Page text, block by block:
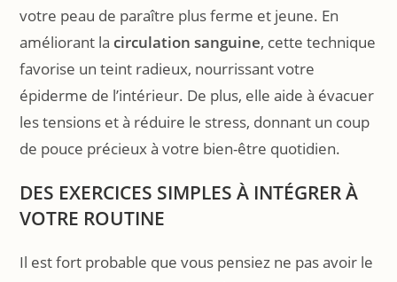
votre peau de paraître plus ferme et jeune. En
améliorant lacirculation sanguine, cette technique
favorise un teint radieux, nourrissant votre
épiderme de l’intérieur. De plus, elle aide à évacuer
les tensions et à réduire le stress, donnant un coup
de pouce précieux à votre bien-être quotidien.
DES EXERCICES SIMPLES À INTÉGRER À
VOTRE ROUTINE
Il est fort probable que vous pensiez ne pas avoir le